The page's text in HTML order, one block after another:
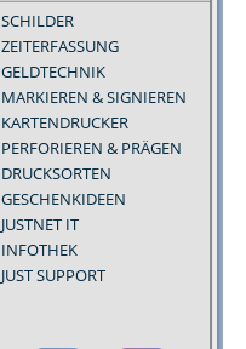
SCHILDER
ZEITERFASSUNG
GELDTECHNIK
MARKIEREN & SIGNIEREN
KARTENDRUCKER
PERFORIEREN & PRÄGEN
DRUCKSORTEN
GESCHENKIDEEN
JUSTNET IT
INFOTHEK
JUST SUPPORT